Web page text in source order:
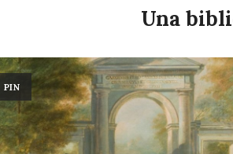
Una
PIN